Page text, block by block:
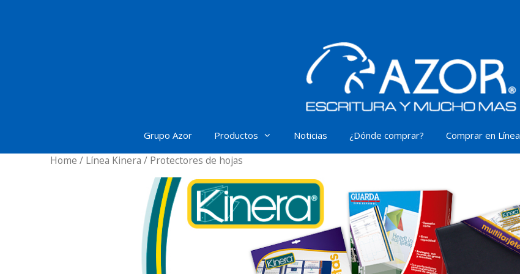
Grupo Azor Productos Noticias ¿Dónde comprar? Comprar en Línea
Home / Línea Kinera / Protectores de hojas